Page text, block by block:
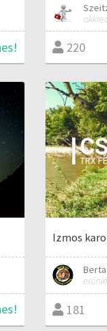
220
Izmos
181